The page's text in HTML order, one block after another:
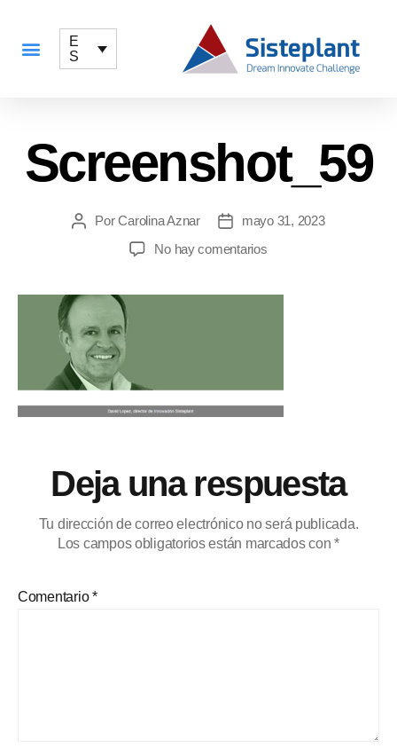
E
S
Screenshot_59
PorCarolina Aznar
mayo 31, 2023
No hay comentarios
Deja una respuesta
Tu dirección de correo electrónico no será publicada.
Los campos obligatorios están marcados con*
Comentario*